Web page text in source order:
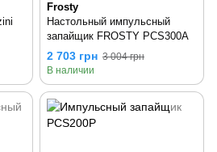
Frosty
Настольный импульсный
запайщик FROSTY PCS300A
2 703 грн 3 004 грн
В наличии